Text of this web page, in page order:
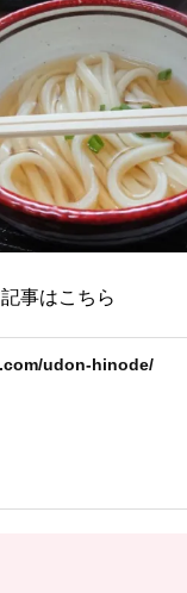
事はこちら
udon-hinode/